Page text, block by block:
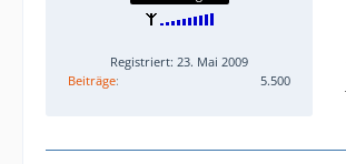
Registriert: 23. Mai 2009
Beiträge
5.500